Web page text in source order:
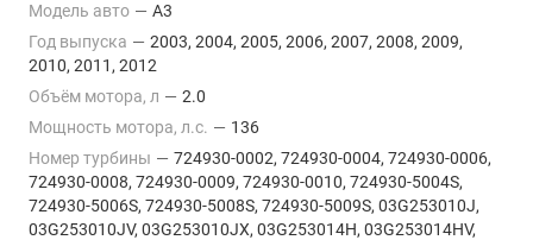
Модель авто — A3
Год выпуска — 2003, 2004, 2005, 2006, 2007, 2008, 2009,
2010, 2011, 2012
Объём мотора, л — 2.0
Мощность мотора, л.с. — 136
Номер турбины — 724930-0002, 724930-0004, 724930-0006,
724930-0008, 724930-0009, 724930-0010, 724930-5004S,
724930-5006S, 724930-5008S, 724930-5009S, 03G253010J,
03G253010JV, 03G253010JX, 03G253014H, 03G253014HV,